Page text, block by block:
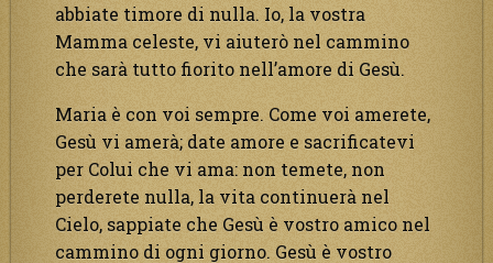
abbiate timore di nulla. Io, la vostra
Mamma celeste, vi aiuterò nel cammino
che sarà tutto fiorito nell’amore di Gesù.
Maria è con voi sempre. Come voi amerete,
Gesù vi amerà; date amore e sacrificatevi
per Colui che vi ama: non temete, non
perderete nulla, la vita continuerà nel
Cielo, sappiate che Gesù è vostro amico nel
cammino di ogni giorno. Gesù è vostro